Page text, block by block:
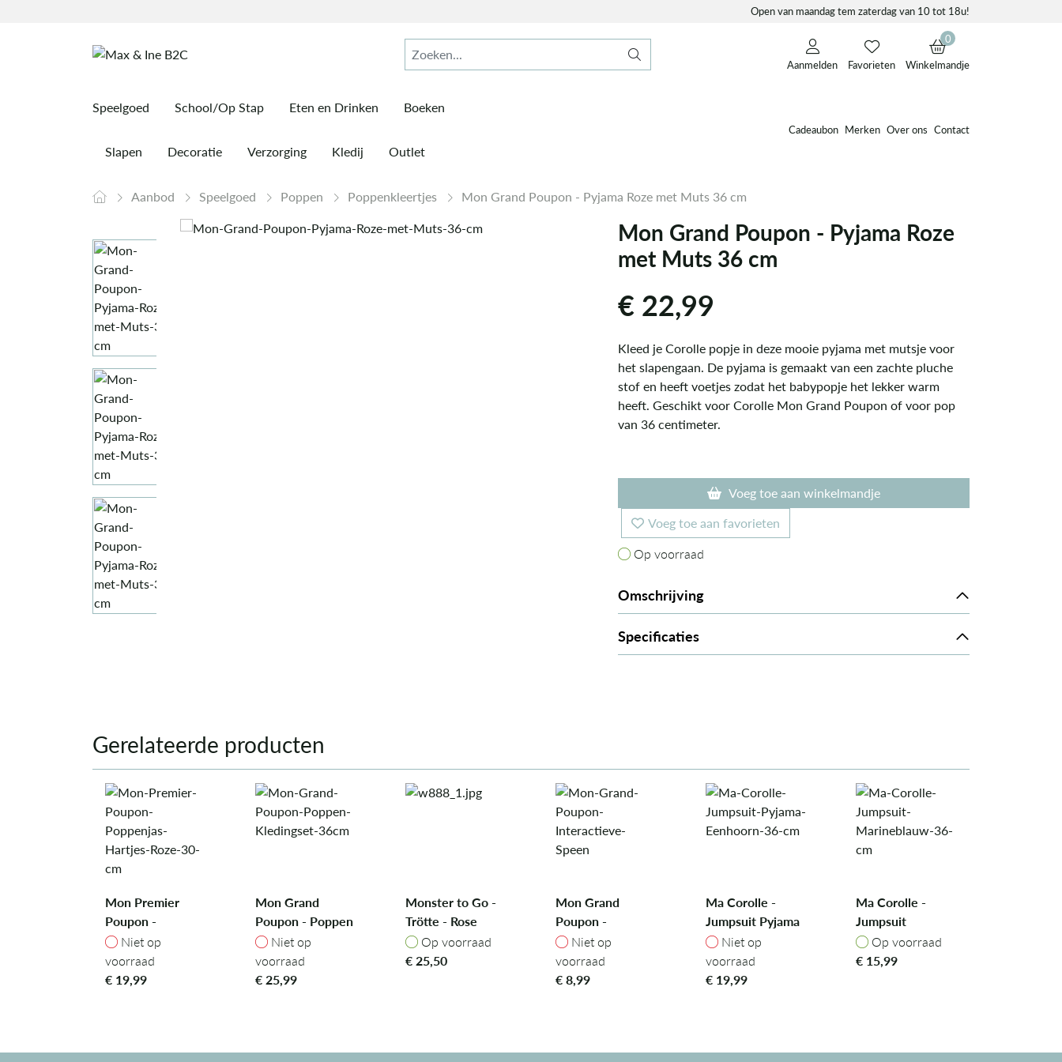
Open van maandag tem zaterdag van 10 tot 18u!
Aanmelden Favorieten
0
Winkelmandje
Speelgoed School/Op Stap Eten en Drinken Boeken
Slapen Decoratie Verzorging Kledij Outlet
Cadeaubon Merken Over ons Contact
Aanbod Speelgoed Poppen Poppenkleertjes Mon Grand Poupon - Pyjama Roze met Muts 36 cm
Mon Grand Poupon - Pyjama Roze
met Muts 36 cm
€22,99
Kleed je Corolle popje in deze mooie pyjama met mutsje voor
het slapengaan. De pyjama is gemaakt van een zachte pluche
stof en heeft voetjes zodat het babypopje het lekker warm
heeft. Geschikt voor Corolle Mon Grand Poupon of voor pop
van 36 centimeter.
Voeg toe aan winkelmandje
Voeg toe aan favorieten
Op voorraad
Op voorraad
Omschrijving
Specificaties
Gerelateerde producten
Mon Premier
Poupon -
Poppenjas
Hartjes Roze, 30
cm
Niet op voorraad
Niet op
voorraad
€ 19,99
Mon Grand
Poupon - Poppen
Kledingset 36cm
Niet op voorraad
Niet op
voorraad
€25,99
Monster to Go -
Trötte - Rose
Op voorraad
Op voorraad
€25,50
Mon Grand
Poupon -
Interactieve
Speen
Niet op voorraad
Niet op
voorraad
€8,99
Ma Corolle -
Jumpsuit Pyjama
Eenhoorn, 36 cm
Niet op voorraad
Niet op
voorraad
€ 19,99
Ma Corolle -
Jumpsuit
Marineblauw, 36
cm
Op voorraad
Op voorraad
€ 15,99